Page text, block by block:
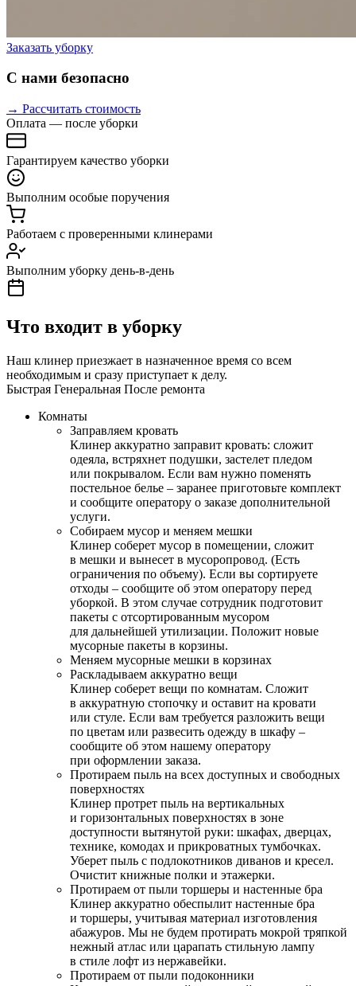
Заказать уборку
С нами безопасно
→ Рассчитать стоимость
Оплата — после уборки
Гарантируем качество уборки
Выполним особые поручения
Работаем с проверенными клинерами
Выполним уборку день-в-день
Что входит в уборку
Наш клинер приезжает в назначенное время со всем
необходимым и сразу приступает к делу.
Быстрая Генеральная После ремонта
Комнаты
Заправляем кровать
Клинер аккуратно заправит кровать: сложит
одеяла, встряхнет подушки, застелет пледом
или покрывалом. Если вам нужно поменять
постельное белье – заранее приготовьте комплект
и сообщите оператору о заказе дополнительной
услуги.
Собираем мусор и меняем мешки
Клинер соберет мусор в помещении, сложит
в мешки и вынесет в мусоропровод. (Есть
ограничения по объему). Если вы сортируете
отходы – сообщите об этом оператору перед
уборкой. В этом случае сотрудник подготовит
пакеты с отсортированным мусором
для дальнейшей утилизации. Положит новые
мусорные пакеты в корзины.
Меняем мусорные мешки в корзинах
Раскладываем аккуратно вещи
Клинер соберет вещи по комнатам. Сложит
в аккуратную стопочку и оставит на кровати
или стуле. Если вам требуется разложить вещи
по цветам или развесить одежду в шкафу –
сообщите об этом нашему оператору
при оформлении заказа.
Протираем пыль на всех доступных и свободных
поверхностях
Клинер протрет пыль на вертикальных
и горизонтальных поверхностях в зоне
доступности вытянутой руки: шкафах, дверцах,
технике, комодах и прикроватных тумбочках.
Уберет пыль с подлокотников диванов и кресел.
Очистит книжные полки и этажерки.
Протираем от пыли торшеры и настенные бра
Клинер аккуратно обеспылит настенные бра
и торшеры, учитывая материал изготовления
абажуров. Мы не будем протирать мокрой тряпкой
нежный атлас или царапать стильную лампу
в стиле лофт из нержавейки.
Протираем от пыли подоконники